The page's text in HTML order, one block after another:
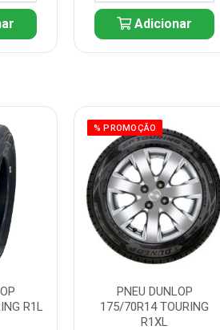
Adicionar
R1L
% PROMOÇÃO
PNEU DUNLOP
175/70R14 TOURING
R1XL